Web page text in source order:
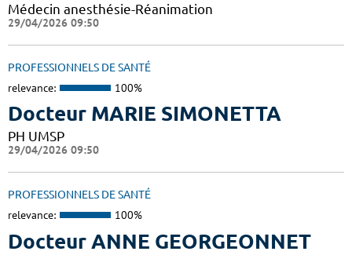
Médecin anesthésie-Réanimation
29/04/2026 09:50
PROFESSIONNELS DE SANTÉ
relevance: 100%
Docteur MARIE SIMONETTA
PH UMSP
29/04/2026 09:50
PROFESSIONNELS DE SANTÉ
relevance: 100%
Docteur ANNE GEORGEONNET